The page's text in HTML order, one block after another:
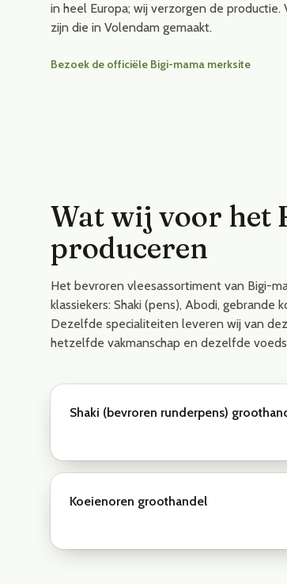
in heel Europa; wij verzorgen de
zijn die in Volendam gemaakt.
Bezoek de officiële Bigi-mama merksite
Wat wij voor het
produceren
Het bevroren vleesassortiment van Bigi-
klassiekers: Shaki (pens), Abodi,
Dezelfde specialiteiten leveren wij van
hetzelfde vakmanschap en dezelfde
Shaki (bevroren runderpens)
Koeienoren groothandel